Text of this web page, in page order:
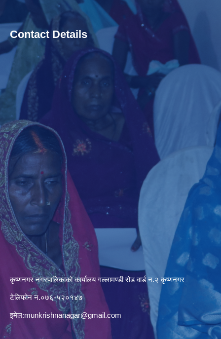
Contact Details
कृष्णनगर नगरपालिकाको कार्यालय गल्लामण्डी रोड वार्ड न.२ कृष्णनगर
टेलिफोन न.०७६-५२०१४७
इमेल:munkrishnanagar@gmail.com